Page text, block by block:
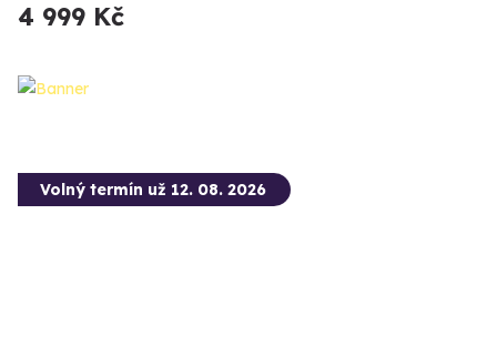
4 999 Kč
Volný termín už 12. 08. 2026